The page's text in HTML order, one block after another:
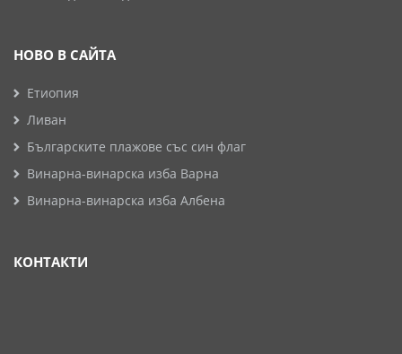
НОВО В САЙТА
Етиопия
Ливан
Българските плажове със син флаг
Винарна-винарска изба Варна
Винарна-винарска изба Албена
КОНТАКТИ